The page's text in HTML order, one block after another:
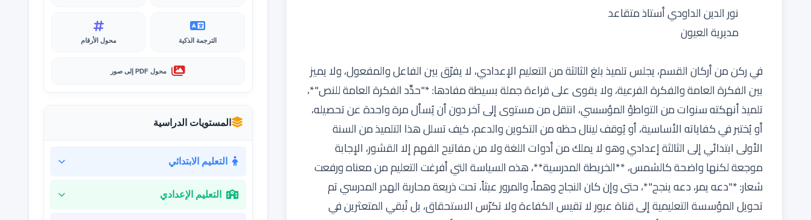
نور الدين الداودي أستاذ متقاعد
مديرية العيون
في ركن من أركان القسم، يجلس تلميذ بلغ الثالثة من التعليم الإعدادي، لا يفرّق بين الفاعل والمفعول، ولا يميز
بين الفكرة العامة والفكرة الفرعية، ولا يقوى على قراءة جملة بسيطة مفادها: *"حدِّد الفكرة العامة للنص"*،
تلميذ أنهكته سنوات من التواطؤ المؤسسي، انتقل من مستوى إلى آخر دون أن يُسأل مرة واحدة عن تحصيله،
أو يُختبر في كفاياته الأساسية، أو يُوقف لينال حظه من التكوين والدعم، كيف تسلل هذا التلميذ من السنة
الأولى ابتدائي إلى الثالثة إعدادي وهو لا يملك من أدوات اللغة ولا من مفاتيح الفهم إلا القشور، الإجابة
موجعة لكنها واضحة كالشمس، **الخريطة المدرسية**، هذه السياسة التي أفرغت التعليم من معناه ورفعت
شعار: *"دعه يمر، دعه ينجح"*، حتى وإن كان النجاح وهماً، والمرور عبثاً، تحت ذريعة محاربة الهدر المدرسي تم
تحويل المؤسسة التعليمية إلى قناة عبور لا تقيس الكفاءة ولا تكرّس الاستحقاق، بل تُبقي المتعثرين في
الترجمة الذكية محول الأرقام
محول PDF إلى صور
المستويات الدراسية
التعليم الابتدائي
التعليم الإعدادي